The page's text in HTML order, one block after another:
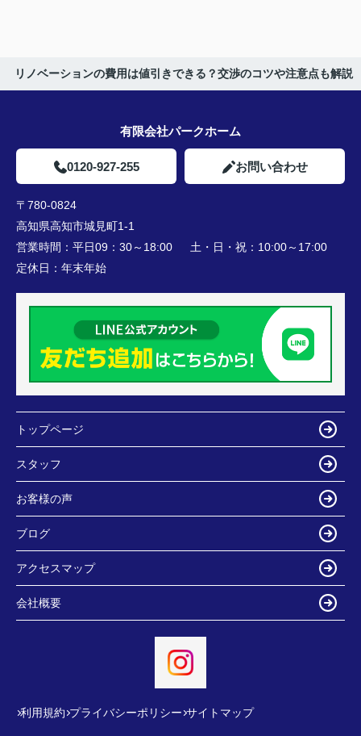
リノベーションの費用は値引きできる？交渉のコツや注意点も解説
有限会社パークホーム
0120-927-255 お問い合わせ
〒780-0824
高知県高知市城見町1-1
営業時間： 平日09：30～18:00 土・日・祝：10:00～17:00
定休日： 年末年始
トップページ
スタッフ
お客様の声
ブログ
アクセスマップ
会社概要
利用規約 プライバシーポリシー サイトマップ